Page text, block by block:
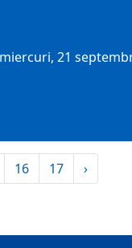
21
16 17 ›